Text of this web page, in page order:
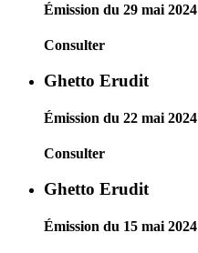
Émission du 29 mai 2024
Consulter
Ghetto Erudit
Émission du 22 mai 2024
Consulter
Ghetto Erudit
Émission du 15 mai 2024